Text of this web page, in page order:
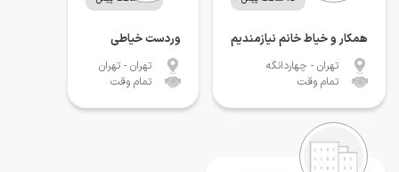
همکار و خیاط خانم نیازمندیم
تهران - چهاردانگه
تمام وقت
وردست خیاطی
تهران - تهران
تمام وقت